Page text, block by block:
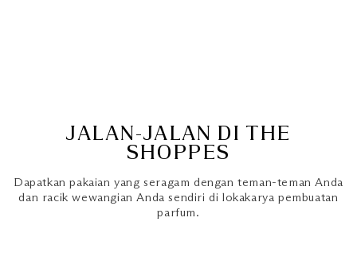
JALAN-JALAN DI THE
SHOPPES
Dapatkan pakaian yang seragam dengan teman-teman Anda
dan racik wewangian Anda sendiri di lokakarya pembuatan
parfum.